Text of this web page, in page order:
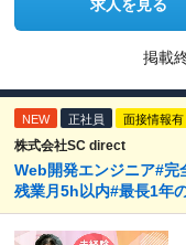
求人を見る
掲載
NEW 正社員 面接情報有
株式会社SC direct
Web開発エンジニア#
残業月5h以内#最長1年